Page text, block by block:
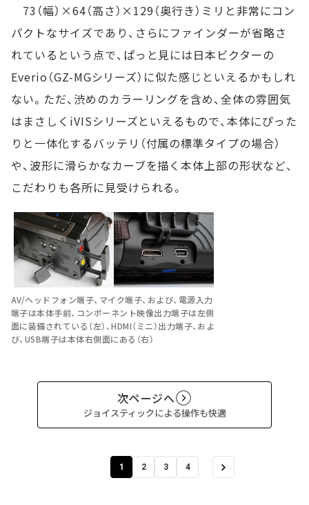
73（幅）×64（高さ）×129（奥行き）ミリと非常にコン
パクトなサイズであり、さらにファインダーが省略さ
れているという点で、ぱっと見には日本ビクターの
Everio（GZ-MGシリーズ）に似た感じといえるかもしれ
ない。ただ、渋めのカラーリングを含め、全体の雰囲気
はまさしくiVISシリーズといえるもので、本体にぴった
りと一体化するバッテリ（付属の標準タイプの場合）
や、波形に滑らかなカーブを描く本体上部の形状など、
こだわりも各所に見受けられる。
AV/ヘッドフォン端子、マイク端子、および、電源入力
端子は本体手前、コンポーネント映像出力端子は左側
面に装備されている（左）、HDMI（ミニ）出力端子、およ
び、USB端子は本体右側面にある（右）
次ページへ
ジョイスティックによる操作も快適
1 2 3 4